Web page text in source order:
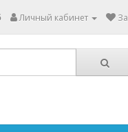
Личный кабинет